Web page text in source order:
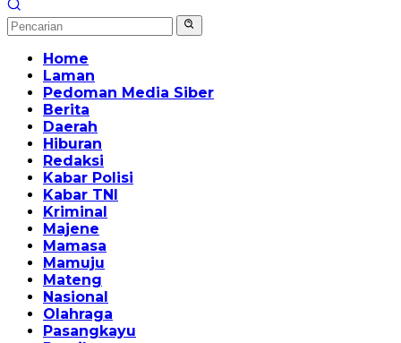
Home
Laman
Pedoman Media Siber
Berita
Daerah
Hiburan
Redaksi
Kabar Polisi
Kabar TNI
Kriminal
Majene
Mamasa
Mamuju
Mateng
Nasional
Olahraga
Pasangkayu